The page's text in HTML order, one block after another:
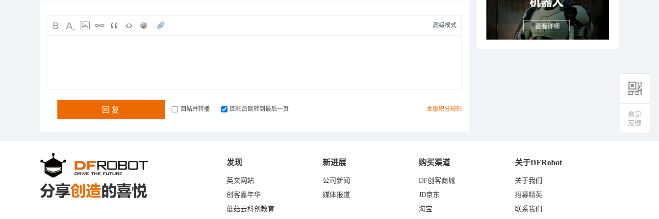
高级模式
本版积分规则
回复 回帖并转播 回帖后跳转到最后一页
发现
英文网站
创客嘉年华
蘑菇云科创教育
新进展
公司新闻
媒体报道
购买渠道
DF创客商城
JD京东
淘宝
关于DFRobot
关于我们
招募精英
联系我们